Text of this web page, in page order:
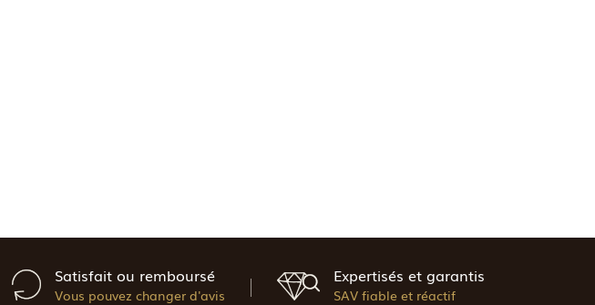
Satisfait ou remboursé
Vous pouvez changer d'avis
Expertisés et garantis
SAV fiable et réactif